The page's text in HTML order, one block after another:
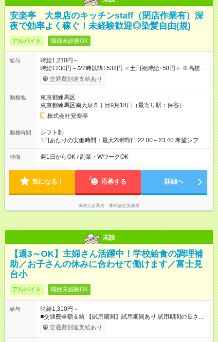
安楽亭 大泉店のキッチンstaff（閉店作業有）深
夜で効率よく稼ぐ！未経験歓迎◎染髪自由(規)
アルバイト 職種未経験OK
給与
時給1,230円～
時給1230円～/22時以降1538円 ＜土日祝時給+50円＞ ※高校生
時給1230円 【試用期間】試用期間あり 試用期間の長さ：12ヶ
月 雇用形態、給与は本採用時と同じです。 ※最大12ヶ月の間
交通費別途支給あり
勤務地
東京都練馬区
東京都練馬区南大泉５丁目9月18日（最寄り駅：保谷）
株式会社安楽亭
勤務時間
シフト制
1日あたりの実働時間：最大2時間/日 22:00～23:40 希望シフト
制！ 週1日～・1日3時間～OK！ ※18歳未満・高校生は21:30ま
での勤務 ＊短時間OK！学業と両立◎ ＊週4日以上のしっかり勤
暇の予定に合わせてのシフト相談も可能！
特徴 週1日からOK / 副業・WワークOK
気になる！ 応募する 詳細へ
掲載元企業名 株式会社安楽亭
未読
【週3～OK】主婦さん活躍中！学校給食の調理補
助／お子さんの休みに合わせて働けます／富士見
台小
アルバイト 職種未経験OK
給与
時給1,310円～
■交通費全額支給 【試用期間】試用期間あり 試用期間の長さ：3
ヶ月 雇用形態、給与は本採用時と同じです。
交通費別途支給あり